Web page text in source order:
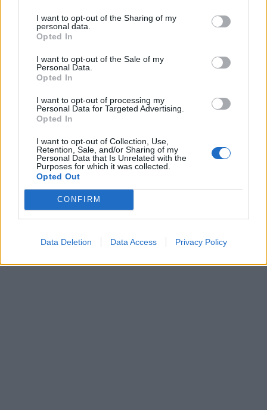
I want to opt-out of the Sharing of my
personal data.
Opted In
I want to opt-out of the Sale of my
Personal Data.
Opted In
I want to opt-out of processing my
Personal Data for Targeted Advertising.
Opted In
I want to opt-out of Collection, Use,
Retention, Sale, and/or Sharing of my
Personal Data that Is Unrelated with the
Purposes for which it was collected.
Opted Out
CONFIRM
Data Deletion Data Access Privacy Policy